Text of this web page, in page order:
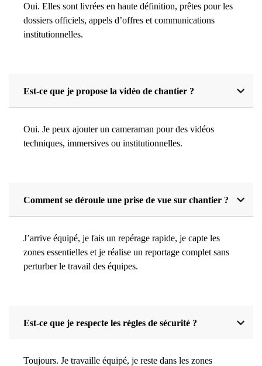
Oui. Elles sont livrées en haute définition, prêtes pour les
dossiers officiels, appels d’offres et communications
institutionnelles.
Est-ce que je propose la vidéo de chantier ?
Oui. Je peux ajouter un cameraman pour des vidéos
techniques, immersives ou institutionnelles.
Comment se déroule une prise de vue sur chantier ?
J’arrive équipé, je fais un repérage rapide, je capte les
zones essentielles et je réalise un reportage complet sans
perturber le travail des équipes.
Est-ce que je respecte les règles de sécurité ?
Toujours. Je travaille équipé, je reste dans les zones